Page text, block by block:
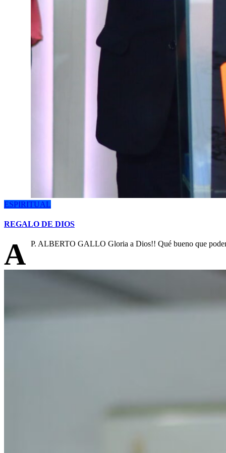
ESPIRITUAL
REGALO DE DIOS
A P. ALBERTO GALLO Gloria a Dios!! Qué bueno que